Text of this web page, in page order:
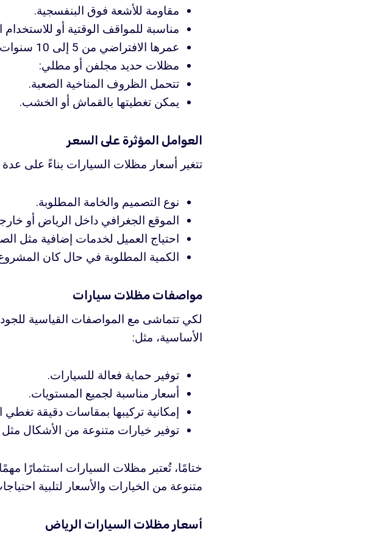
مقاومة للأشعة فوق البنفسجية.
مناسبة للمواقف الوقتية أو للاستخدام
عمرها الافتراضي من 5 إلى 10 سنوات.
مظلات حديد مجلفن أو مطلي:
تتحمل الظروف المناخية الصعبة.
يمكن تغطيتها بالقماش أو الخشب.
العوامل المؤثرة على السعر
تتغير أسعار مظلات السيارات بناءً على عدة
نوع التصميم والخامة المطلوبة.
الموقع الجغرافي داخل الرياض أو
احتياج العميل لخدمات إضافية مثل
الكمية المطلوبة في حال كان
مواصفات مظلات سيارات
لكي تتماشى مع المواصفات القياسية
الأساسية، مثل:
توفير حماية فعالة للسيارات.
أسعار مناسبة لجميع المستويات.
إمكانية تركيبها بمقاسات دقيقة تغطي
توفير خيارات متنوعة من الأشكال
ختامًا، تُعتبر مظلات السيارات استثمارًا
متنوعة من الخيارات والأسعار لتلبية
أسعار مظلات السيارات الرياض